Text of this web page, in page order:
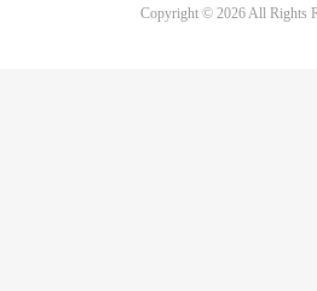
Copyright © 2026 All Rights